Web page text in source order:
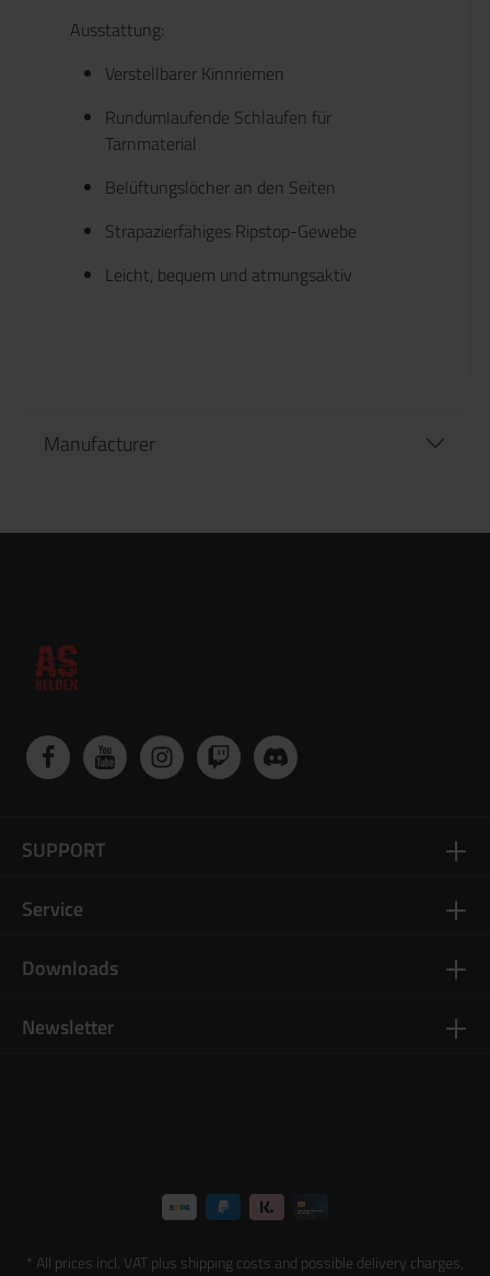
Ausstattung:
Verstellbarer Kinnriemen
Rundumlaufende Schlaufen für
Tarnmaterial
Belüftungslöcher an den Seiten
Strapazierfähiges Ripstop-Gewebe
Leicht, bequem und atmungsaktiv
Manufacturer
Newsletter
SUPPORT
Service
Downloads
* All prices incl. VAT plus shipping costs and possible delivery charges,